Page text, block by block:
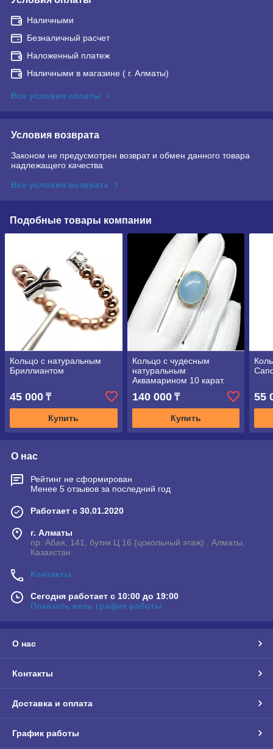
Наличными
Безналичный расчет
Наложенный платеж
Наличными в магазине ( г. Алматы)
Все условия оплаты
Условия возврата
Законом не предусмотрен возврат и обмен данного товара
надлежащего качества
Все условия возврата
Подобные товары компании
Кольцо с натуральным
Бриллиантом
45 000 ₸
Купить
Кольцо с чудесным
натуральным
Аквамарином 10 карат.
140 000₸
Купить
55
О нас
Рейтинг не сформирован
Менее 5 отзывов за последний год
Работает с 30.01.2020
г. Алматы
пр. Абая, 141, бутик Ц 16 (цокольный этаж) , Алматы,
Казахстан
Контакты
Сегодня работает с 10:00 до 19:00
Показать весь график работы
О нас
Контакты
Доставка и оплата
График работы